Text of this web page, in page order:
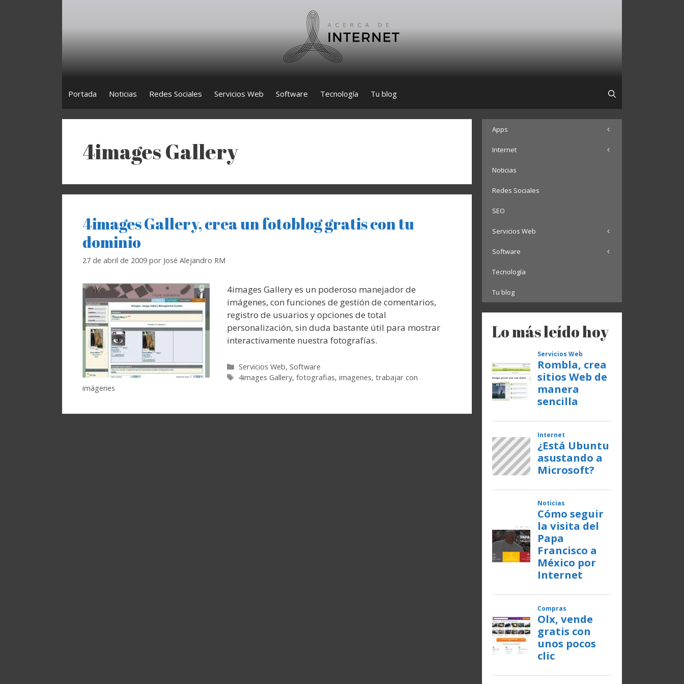
Portada Noticias Redes Sociales Servicios Web Software Tecnología Tu blog
4images Gallery
4images Gallery, crea un fotoblog gratis con tu
dominio
27 de abril de 2009 por José Alejandro RM
4images Gallery es un poderoso manejador de
imágenes, con funciones de gestión de comentarios,
registro de usuarios y opciones de total
personalización, sin duda bastante útil para mostrar
interactivamente nuestra fotografías.
Categorías
Servicios Web,Software
Etiquetas
4images Gallery,fotografias,imagenes,trabajar con
imágenes
Apps
Internet
Noticias
Redes Sociales
SEO
Servicios Web
Software
Tecnología
Tu blog
Lo más leído hoy